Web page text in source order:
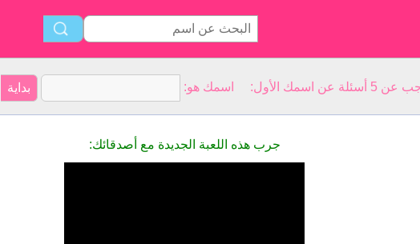
الأول: اسمك هو:
جرب هذه اللعبة الجديدة مع أصدقائك: